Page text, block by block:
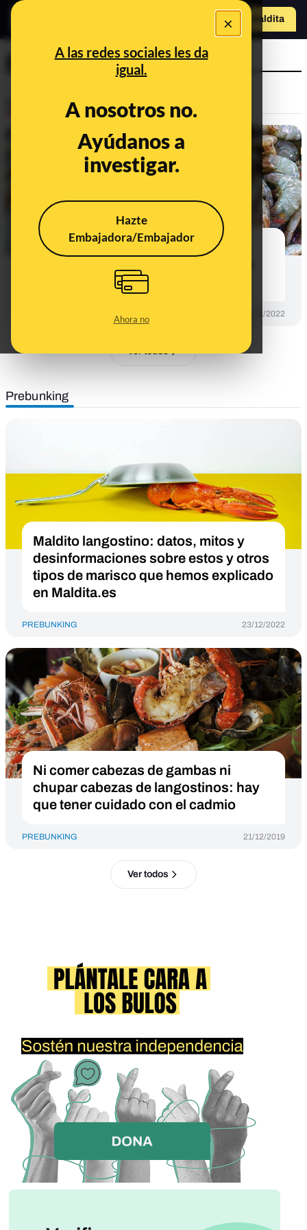
×
A las redes sociales les da
igual.
A nosotros no.
Ayúdanos a
investigar.
Hazte
Embajadora/Embajador
Ahora no
Hazte Maldita
gamba
VERDADERO
Por qué los langostinos, gambas o
16/12/2022
Ver todos
Prebunking
Maldito langostino: datos, mitos y
desinformaciones sobre estos y otros
tipos de marisco que hemos explicado
en Maldita.es
PREBUNKING 23/12/2022
Ni comer cabezas de gambas ni
chupar cabezas de langostinos: hay
que tener cuidado con el cadmio
PREBUNKING 21/12/2019
Ver todos